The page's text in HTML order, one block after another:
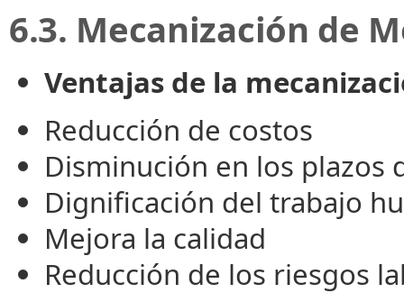
6.3. Mecanización de
Ventajas de la
Reducción de costos
Disminución en los plazos
Dignificación del trabajo
Mejora la calidad
Reducción de los riesgos